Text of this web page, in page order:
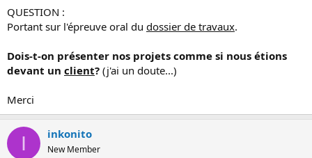
QUESTION :
Portant sur l'épreuve oral du dossier de travaux.
Dois-t-on présenter nos projets comme si nous étions
devant un client? (j'ai un doute...)
Merci
I inkonito
New Member